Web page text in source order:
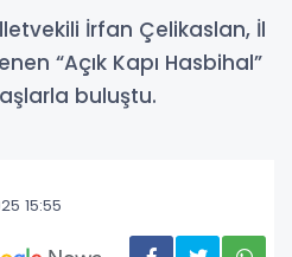
İrfan Çelikaslan, İl
“Açık Kapı Hasbihal”
buluştu.
15:55